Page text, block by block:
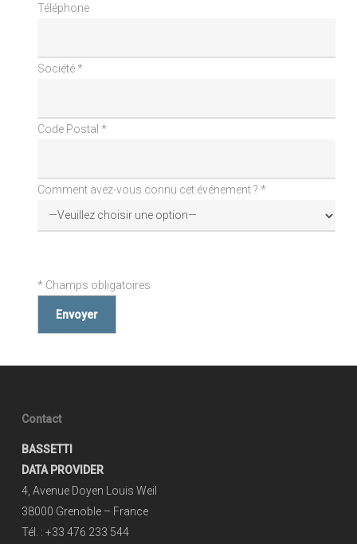
Téléphone
Société *
Code Postal *
Comment avez-vous connu cet événement ? *
laisser
* Champs obligatoires
Contact
BASSETTI
DATA PROVIDER
4, Avenue Doyen Louis Weil
38000 Grenoble – France
Tél. : +33 476 233 544